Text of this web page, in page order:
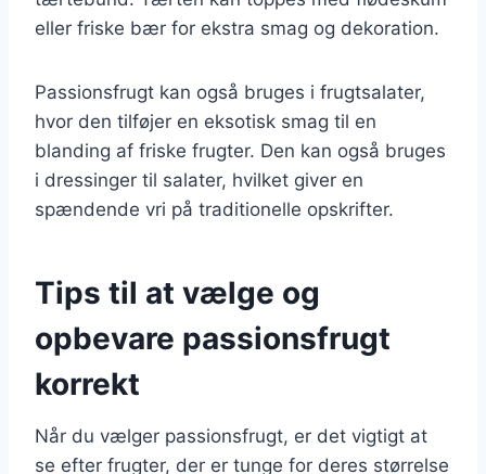
eller friske bær for ekstra smag og dekoration.
Passionsfrugt kan også bruges i frugtsalater,
hvor den tilføjer en eksotisk smag til en
blanding af friske frugter. Den kan også bruges
i dressinger til salater, hvilket giver en
spændende vri på traditionelle opskrifter.
Tips til at vælge og
opbevare passionsfrugt
korrekt
Når du vælger passionsfrugt, er det vigtigt at
se efter frugter, der er tunge for deres størrelse